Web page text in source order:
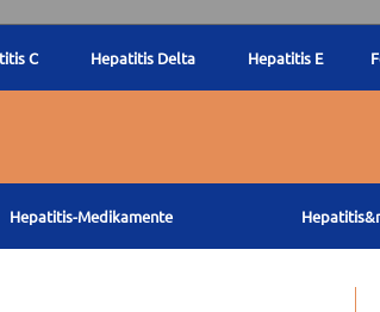
C Hepatitis Delta Hepatitis E
Hepatitis-Medikamente